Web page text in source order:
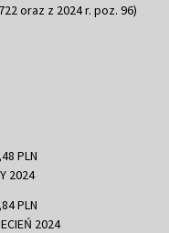
oraz z 2024 r. poz. 96)
PLN
2024
PLN
2024